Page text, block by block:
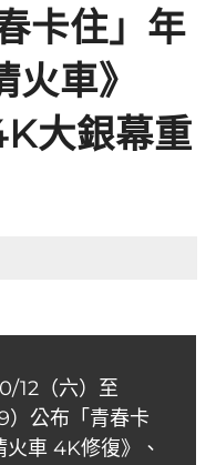
卡住」年
車》
大銀幕重
12（六）至
）公布「青春卡
車 4K修復》、